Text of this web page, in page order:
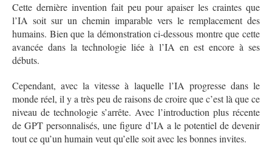
Cette dernière invention fait peu pour apaiser les craintes que
l’IA soit sur un chemin imparable vers le remplacement des
humains. Bien que la démonstration ci-dessous montre que cette
avancée dans la technologie liée à l’IA en est encore à ses
débuts.
Cependant, avec la vitesse à laquelle l’IA progresse dans le
monde réel, il y a très peu de raisons de croire que c’est là que ce
niveau de technologie s’arrête. Avec l’introduction plus récente
de GPT personnalisés, une figure d’IA a le potentiel de devenir
tout ce qu’un humain veut qu’elle soit avec les bonnes invites.